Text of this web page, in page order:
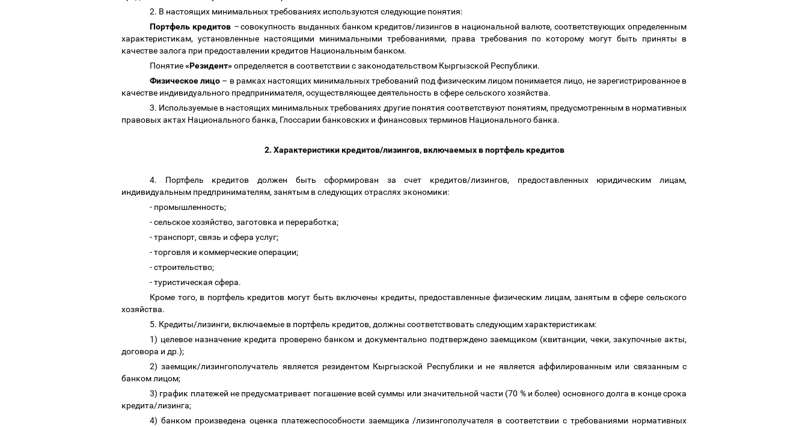
2. В настоящих минимальных требованиях используются следующие понятия:
Портфель кредитов – совокупность выданных банком кредитов/лизингов в национальной валюте, соответствующих определенным
характеристикам, установленные настоящими минимальными требованиями, права требования по которому могут быть приняты в
качестве залога при предоставлении кредитов Национальным банком.
Понятие«Резидент»определяется в соответствии с законодательством Кыргызской Республики.
Физическое лицо – в рамках настоящих минимальных требований под физическим лицом понимается лицо, не зарегистрированное в
качестве индивидуального предпринимателя, осуществляющее деятельность в сфере сельского хозяйства.
3. Используемые в настоящих минимальных требованиях другие понятия соответствуют понятиям, предусмотренным в нормативных
правовых актах Национального банка, Глоссарии банковских и финансовых терминов Национального банка.
2. Характеристики кредитов/лизингов, включаемых в портфель кредитов
4. Портфель кредитов должен быть сформирован за счет кредитов/лизингов, предоставленных юридическим лицам,
индивидуальным предпринимателям, занятым в следующих отраслях экономики:
- промышленность;
- сельское хозяйство, заготовка и переработка;
- транспорт, связь и сфера услуг;
- торговля и коммерческие операции;
- строительство;
- туриcтическая сфера.
Кроме того, в портфель кредитов могут быть включены кредиты, предоставленные физическим лицам, занятым в сфере сельского
хозяйства.
5. Кредиты/лизинги, включаемые в портфель кредитов, должны соответствовать следующим характеристикам:
1) целевое назначение кредита проверено банком и документально подтверждено заемщиком (квитанции, чеки, закупочные акты,
договора и др.);
2) заемщик/лизингополучатель является резидентом Кыргызской Республики и не является аффилированным или связанным с
банком лицом;
3) график платежей не предусматривает погашение всей суммы или значительной части (70 % и более) основного долга в конце срока
кредита/лизинга;
4) банком произведена оценка платежеспособности заемщика /лизингополучателя в соответствии с требованиями нормативных